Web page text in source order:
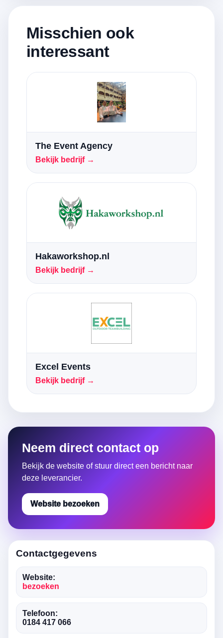
Misschien ook
interessant
The Event Agency
Bekijk bedrijf →
Hakaworkshop.nl
Bekijk bedrijf →
Excel Events
Bekijk bedrijf →
Neem direct contact op
Bekijk de website of stuur direct een bericht naar
deze leverancier.
Website bezoeken
Contactgegevens
Website:
bezoeken
Telefoon:
0184 417 066